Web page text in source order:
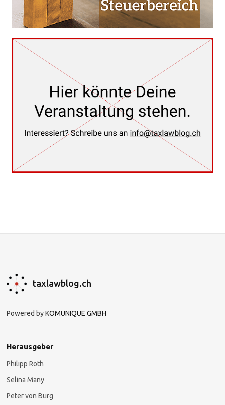
taxlawblog.ch
Powered byKOMUNIQUE GMBH
Herausgeber
Philipp Roth
Selina Many
Peter von Burg